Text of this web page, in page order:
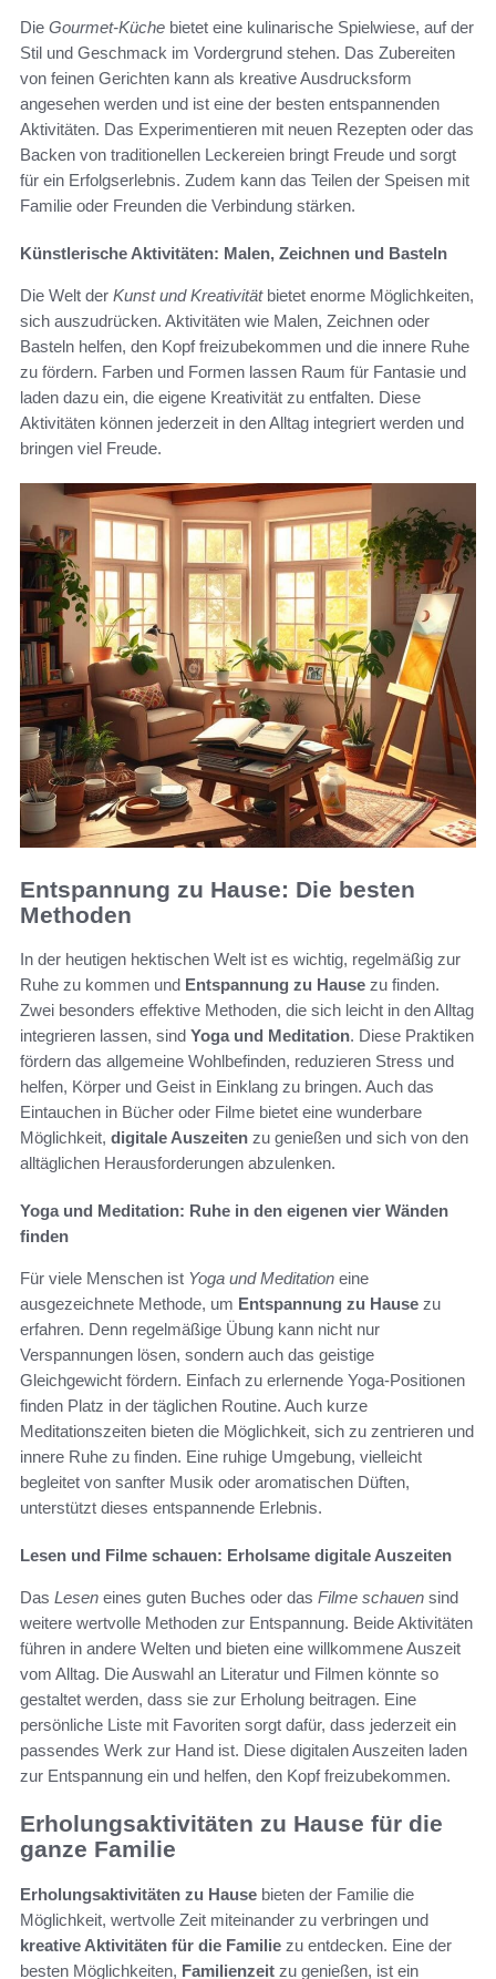
Die Gourmet-Küche bietet eine kulinarische Spielwiese, auf der
Stil und Geschmack im Vordergrund stehen. Das Zubereiten
von feinen Gerichten kann als kreative Ausdrucksform
angesehen werden und ist eine der besten entspannenden
Aktivitäten. Das Experimentieren mit neuen Rezepten oder das
Backen von traditionellen Leckereien bringt Freude und sorgt
für ein Erfolgserlebnis. Zudem kann das Teilen der Speisen mit
Familie oder Freunden die Verbindung stärken.
Künstlerische Aktivitäten: Malen, Zeichnen und Basteln
Die Welt der Kunst und Kreativitätbietet enorme Möglichkeiten,
sich auszudrücken. Aktivitäten wie Malen, Zeichnen oder
Basteln helfen, den Kopf freizubekommen und die innere Ruhe
zu fördern. Farben und Formen lassen Raum für Fantasie und
laden dazu ein, die eigene Kreativität zu entfalten. Diese
Aktivitäten können jederzeit in den Alltag integriert werden und
bringen viel Freude.
Entspannung zu Hause: Die besten
Methoden
In der heutigen hektischen Welt ist es wichtig, regelmäßig zur
Ruhe zu kommen und Entspannung zu Hause zu finden.
Zwei besonders effektive Methoden, die sich leicht in den Alltag
integrieren lassen, sind Yoga und Meditation. Diese Praktiken
fördern das allgemeine Wohlbefinden, reduzieren Stress und
helfen, Körper und Geist in Einklang zu bringen. Auch das
Eintauchen in Bücher oder Filme bietet eine wunderbare
Möglichkeit, digitale Auszeiten zu genießen und sich von den
alltäglichen Herausforderungen abzulenken.
Yoga und Meditation: Ruhe in den eigenen vier Wänden
finden
Für viele Menschen ist Yoga und Meditation eine
ausgezeichnete Methode, um Entspannung zu Hause zu
erfahren. Denn regelmäßige Übung kann nicht nur
Verspannungen lösen, sondern auch das geistige
Gleichgewicht fördern. Einfach zu erlernende Yoga-Positionen
finden Platz in der täglichen Routine. Auch kurze
Meditationszeiten bieten die Möglichkeit, sich zu zentrieren und
innere Ruhe zu finden. Eine ruhige Umgebung, vielleicht
begleitet von sanfter Musik oder aromatischen Düften,
unterstützt dieses entspannende Erlebnis.
Lesen und Filme schauen: Erholsame digitale Auszeiten
Das Lesen eines guten Buches oder das Filme schauen sind
weitere wertvolle Methoden zur Entspannung. Beide Aktivitäten
führen in andere Welten und bieten eine willkommene Auszeit
vom Alltag. Die Auswahl an Literatur und Filmen könnte so
gestaltet werden, dass sie zur Erholung beitragen. Eine
persönliche Liste mit Favoriten sorgt dafür, dass jederzeit ein
passendes Werk zur Hand ist. Diese digitalen Auszeiten laden
zur Entspannung ein und helfen, den Kopf freizubekommen.
Erholungsaktivitäten zu Hause für die
ganze Familie
Erholungsaktivitäten zu Hause bieten der Familie die
Möglichkeit, wertvolle Zeit miteinander zu verbringen und
kreative Aktivitäten für die Familie zu entdecken. Eine der
besten Möglichkeiten, Familienzeit zu genießen, ist ein